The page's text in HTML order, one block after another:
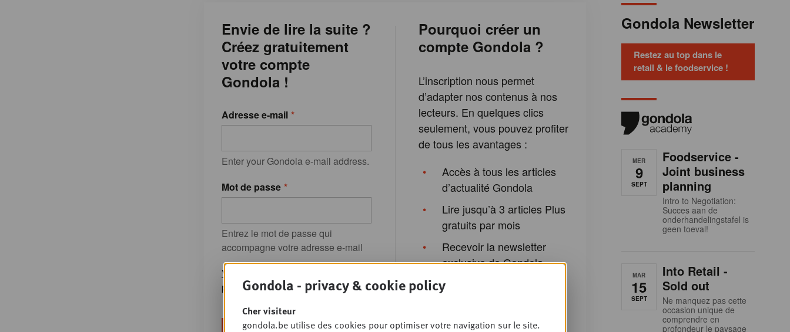
Envie de lire la suite ?
Créez gratuitement
votre compte
Gondola !
Adresse e-mail
Enter your Gondola e-mail address.
Mot de passe
Entrez le mot de passe qui
accompagne votre adresse e-mail
Vous avez oublié votre mot de
passe?
Pourquoi créer un
compte Gondola ?
L’inscription nous permet
d’adapter nos contenus à nos
lecteurs. En quelques clics
seulement, vous pouvez profiter
de tous les avantages :
Accès à tous les articles
d’actualité Gondola
Lire jusqu’à 3 articles Plus
gratuits par mois
Recevoir la newsletter
exclusive de Gondola
Possibilité de vous inscrire
Gondola Newsletter
Restez au top dans le
retail & le foodservice !
MER
9
SEPT
Foodservice -
Joint business
planning
Intro to Negotiation:
Succes aan de
onderhandelingstafel is
geen toeval!
MAR
15
SEPT
Into Retail -
Sold out
Ne manquez pas cette
occasion unique de
comprendre en
profondeur le paysage
Gondola - privacy & cookie policy
Cher visiteur
gondola.be utilise des cookies pour optimiser votre navigation sur le site.